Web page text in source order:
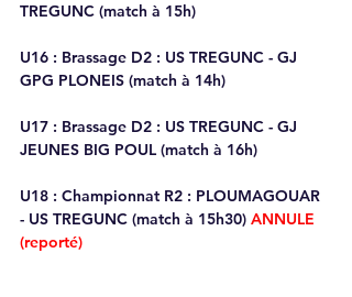
TREGUNC (match à 15h)
U16 : Brassage D2 : US TREGUNC - GJ
GPG PLONEIS (match à 14h)
U17 : Brassage D2 : US TREGUNC - GJ
JEUNES BIG POUL (match à 16h)
U18 : Championnat R2 : PLOUMAGOUAR
- US TREGUNC (match à 15h30) ANNULE
(reporté)